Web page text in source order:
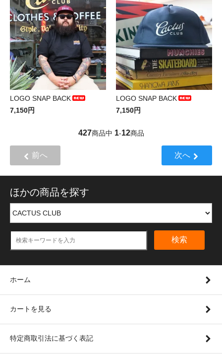
LOGO SNAP BACK
7,150円
LOGO SNAP BACK
7,150円
427商品中 1-12商品
前へ 次へ
ほかの商品を探す
検索
ホーム
カートを見る
特定商取引法に基づく表記